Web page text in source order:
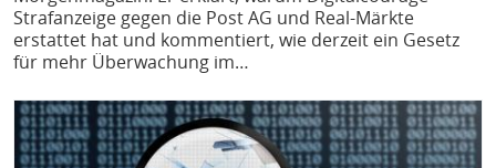
Strafanzeige gegen die Post AG und Real-Märkte
erstattet hat und kommentiert, wie derzeit ein Gesetz
für mehr Überwachung im…
Bild